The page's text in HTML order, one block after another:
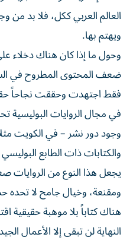
العالم العربي ككل، فلا بد من
ويهتم بها.
وحول ما إذا كان هناك دخلاء
ضعف المحتوى المطروح في
فقط اجتهدت وحققت نجاحاً
في مجال الروايات البوليسية
وجود دور نشر – في الكويت
والكتابات ذات الطابع
يجعل هذا النوع من الروايات
ومقنعة، وخيال جامح لا تحده
هناك كتاباً بلا موهبة حقيقية
النهاية لن تبقى إلا الأعمال